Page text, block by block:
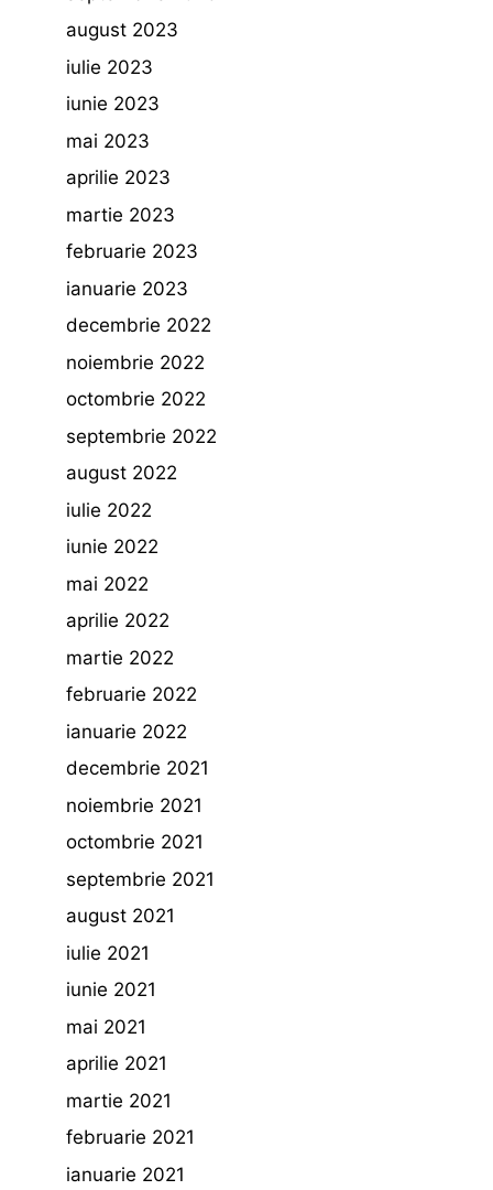
august 2023
iulie 2023
iunie 2023
mai 2023
aprilie 2023
martie 2023
februarie 2023
ianuarie 2023
decembrie 2022
noiembrie 2022
octombrie 2022
septembrie 2022
august 2022
iulie 2022
iunie 2022
mai 2022
aprilie 2022
martie 2022
februarie 2022
ianuarie 2022
decembrie 2021
noiembrie 2021
octombrie 2021
septembrie 2021
august 2021
iulie 2021
iunie 2021
mai 2021
aprilie 2021
martie 2021
februarie 2021
ianuarie 2021